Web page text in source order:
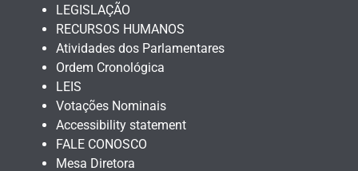
LEGISLAÇÃO
RECURSOS HUMANOS
Atividades dos Parlamentares
Ordem Cronológica
LEIS
Votações Nominais
Accessibility statement
FALE CONOSCO
Mesa Diretora